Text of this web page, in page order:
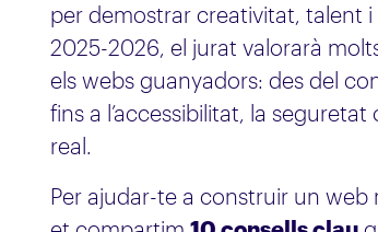
per demostrar creativitat, talent
2025-2026, el jurat valorarà
els webs guanyadors: des del
fins a l’accessibilitat, la
real.
Per ajudar-te a construir un